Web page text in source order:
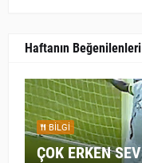
Haftanın Beğenilenleri
BILGI
ÇOK ERKEN